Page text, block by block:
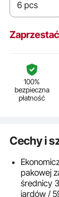
6 pcs
Zaprzestać
100%
bezpieczna
płatność
Cechy i
pakowej
średnicy
jardów /